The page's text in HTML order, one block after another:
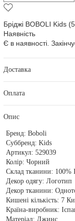
Бріджі BOBOLI Kids
Наявність
Є в наявності.
Доставка
Оплата
Опис
Бренд:Boboli
Суббренд:Kids
Артикул:529039
Колір:Чорний
Склад тканини: 100%
Декор одягу:Логотип
Декор тканини:
Кишені кількість: 7
Країна-виробник:
Матеріал:Джинс